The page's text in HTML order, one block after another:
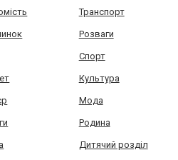
Транспорт
Розваги
Спорт
Культура
Мода
Родина
Дитячий розділ